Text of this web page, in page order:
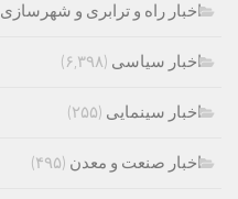
اخبار راه و ترابری و شهرسازی
اخبار سیاسی (۶,۳۹۸)
اخبار سینمایی (۲۵۵)
اخبار صنعت و معدن (۴۹۵)